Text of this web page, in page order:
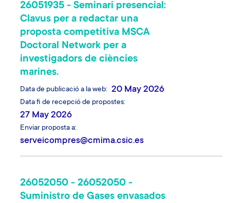
26051935 - Seminari presencial:
Clavus per a redactar una
proposta competitiva MSCA
Doctoral Network per a
investigadors de ciències
marines.
Data de publicació a la web 20 May 2026
Data fi de recepció de propostes
27 May 2026
Enviar proposta a
serveicompres@cmima.csic.es
26052050 - 26052050 -
Suministro de Gases envasados